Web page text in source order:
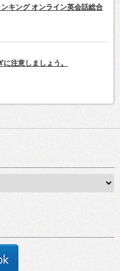
キング オンライン英会話総合
注意しましょう。